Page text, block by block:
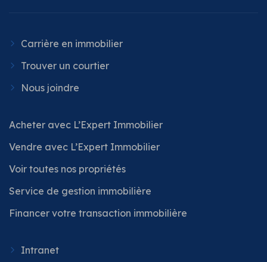
Carrière en immobilier
Trouver un courtier
Nous joindre
Acheter avec L’Expert Immobilier
Vendre avec L’Expert Immobilier
Voir toutes nos propriétés
Service de gestion immobilière
Financer votre transaction immobilière
Intranet